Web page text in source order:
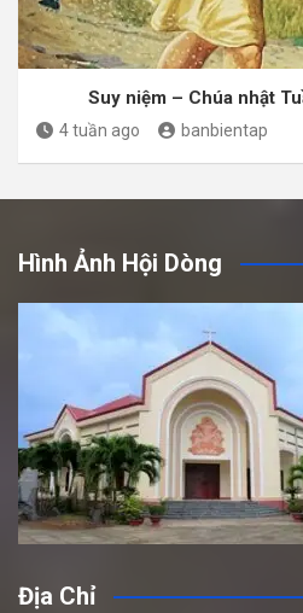
Suy niệm – Chúa nhật
4 tuần ago banbientap
Hình Ảnh Hội Dòng
Địa Chỉ